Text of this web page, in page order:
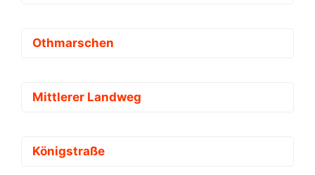
Othmarschen
Mittlerer Landweg
Königstraße